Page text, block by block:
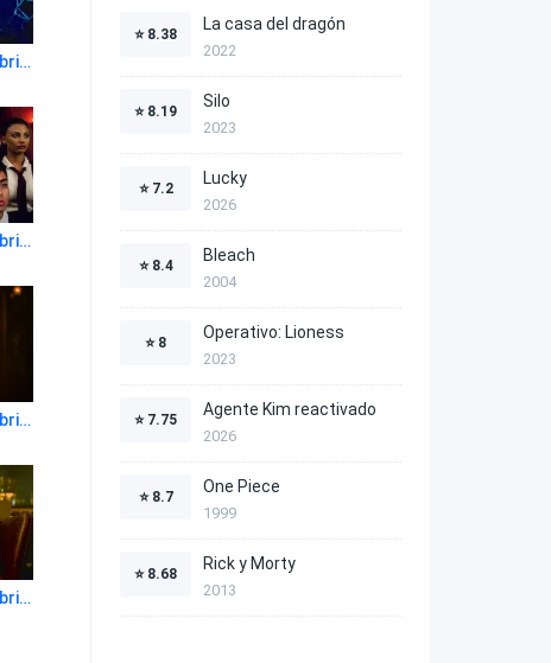
El mundo oculto de Sabrina 1x8
El mundo oculto de Sabrina 1x12
El mundo oculto de Sabrina 1x16
El mundo oculto de Sabrina 1x20
⭐ 8.38
La casa del dragón
2022
⭐ 8.19
Silo
2023
⭐ 7.2
Lucky
2026
⭐ 8.4
Bleach
2004
⭐ 8
Operativo: Lioness
2023
⭐ 7.75
Agente Kim reactivado
2026
⭐ 8.7
One Piece
1999
⭐ 8.68
Rick y Morty
2013